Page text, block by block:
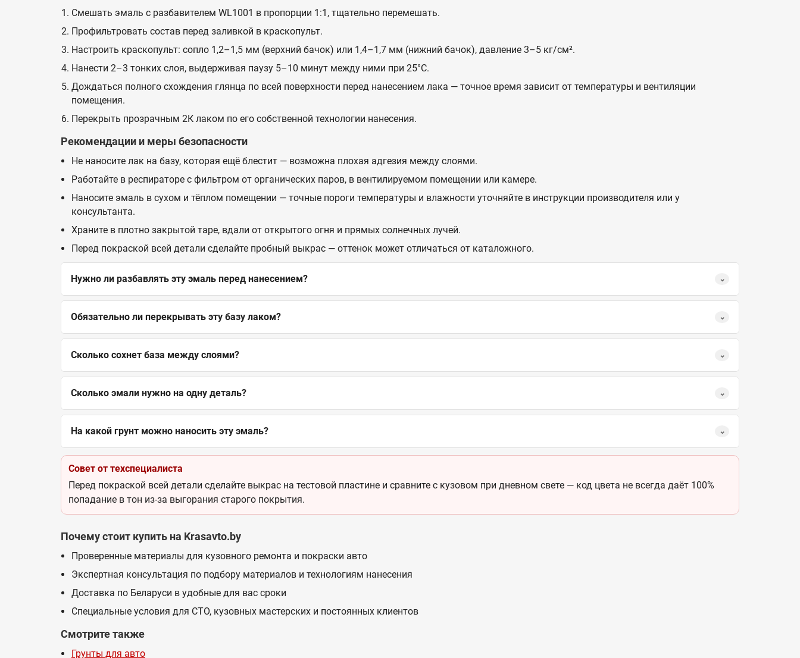
Смешать эмаль с разбавителем WL1001 в пропорции 1:1, тщательно перемешать.
Профильтровать состав перед заливкой в краскопульт.
Настроить краскопульт: сопло 1,2–1,5 мм (верхний бачок) или 1,4–1,7 мм (нижний бачок), давление 3–5 кг/см².
Нанести 2–3 тонких слоя, выдерживая паузу 5–10 минут между ними при 25°C.
Дождаться полного схождения глянца по всей поверхности перед нанесением лака — точное время зависит от температуры и вентиляции
помещения.
Перекрыть прозрачным 2К лаком по его собственной технологии нанесения.
Рекомендации и меры безопасности
Не наносите лак на базу, которая ещё блестит — возможна плохая адгезия между слоями.
Работайте в респираторе с фильтром от органических паров, в вентилируемом помещении или камере.
Наносите эмаль в сухом и тёплом помещении — точные пороги температуры и влажности уточняйте в инструкции производителя или у
консультанта.
Храните в плотно закрытой таре, вдали от открытого огня и прямых солнечных лучей.
Перед покраской всей детали сделайте пробный выкрас — оттенок может отличаться от каталожного.
Нужно ли разбавлять эту эмаль перед нанесением? ⌄
Обязательно ли перекрывать эту базу лаком? ⌄
Сколько сохнет база между слоями? ⌄
Сколько эмали нужно на одну деталь? ⌄
На какой грунт можно наносить эту эмаль? ⌄
Совет от техспециалиста
Перед покраской всей детали сделайте выкрас на тестовой пластине и сравните с кузовом при дневном свете — код цвета не всегда даёт 100%
попадание в тон из-за выгорания старого покрытия.
Почему стоит купить на Krasavto.by
Проверенные материалы для кузовного ремонта и покраски авто
Экспертная консультация по подбору материалов и технологиям нанесения
Доставка по Беларуси в удобные для вас сроки
Специальные условия для СТО, кузовных мастерских и постоянных клиентов
Смотрите также
Грунты для авто